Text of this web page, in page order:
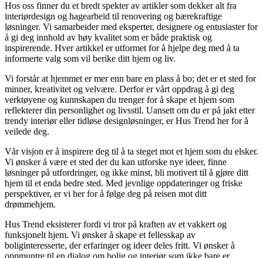
Hos oss finner du et bredt spekter av artikler som dekker alt fra
interiørdesign og hagearbeid til renovering og bærekraftige
løsninger. Vi samarbeider med eksperter, designere og entusiaster for
å gi deg innhold av høy kvalitet som er både praktisk og
inspirerende. Hver artikkel er utformet for å hjelpe deg med å ta
informerte valg som vil berike ditt hjem og liv.
Vi forstår at hjemmet er mer enn bare en plass å bo; det er et sted for
minner, kreativitet og velvære. Derfor er vårt oppdrag å gi deg
verktøyene og kunnskapen du trenger for å skape et hjem som
reflekterer din personlighet og livsstil. Uansett om du er på jakt etter
trendy interiør eller tidløse designløsninger, er Hus Trend her for å
veilede deg.
Vår visjon er å inspirere deg til å ta steget mot et hjem som du elsker.
Vi ønsker å være et sted der du kan utforske nye ideer, finne
løsninger på utfordringer, og ikke minst, bli motivert til å gjøre ditt
hjem til et enda bedre sted. Med jevnlige oppdateringer og friske
perspektiver, er vi her for å følge deg på reisen mot ditt
drømmehjem.
Hus Trend eksisterer fordi vi tror på kraften av et vakkert og
funksjonelt hjem. Vi ønsker å skape et fellesskap av
boliginteresserte, der erfaringer og ideer deles fritt. Vi ønsker å